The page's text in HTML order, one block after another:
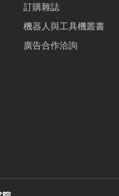
訂購雜誌
機器人與工具機叢書
廣告合作洽詢